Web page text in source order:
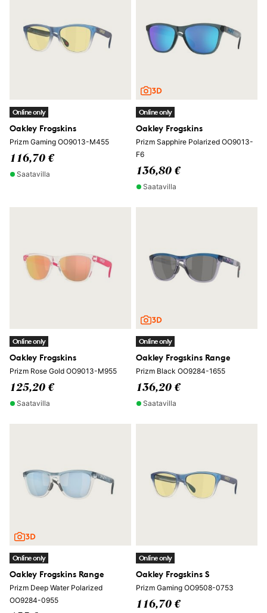
Online only
Oakley Frogskins
Prizm Gaming OO9013-M455
116,70 €
Saatavilla
Online only
Oakley Frogskins
Prizm Sapphire Polarized OO9013-
F6
136,80 €
Saatavilla
Online only
Oakley Frogskins
Prizm Rose Gold OO9013-M955
125,20 €
Saatavilla
Online only
Oakley Frogskins Range
Prizm Black OO9284-1655
136,20 €
Saatavilla
Online only
Oakley Frogskins Range
Prizm Deep Water Polarized
OO9284-0955
Online only
Oakley Frogskins S
Prizm Gaming OO9508-0753
116,70 €